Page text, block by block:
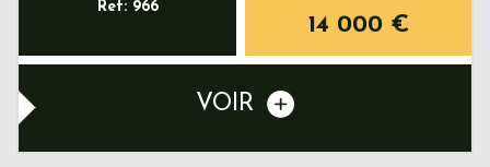
Ref: 966
14 000 €
VOIR